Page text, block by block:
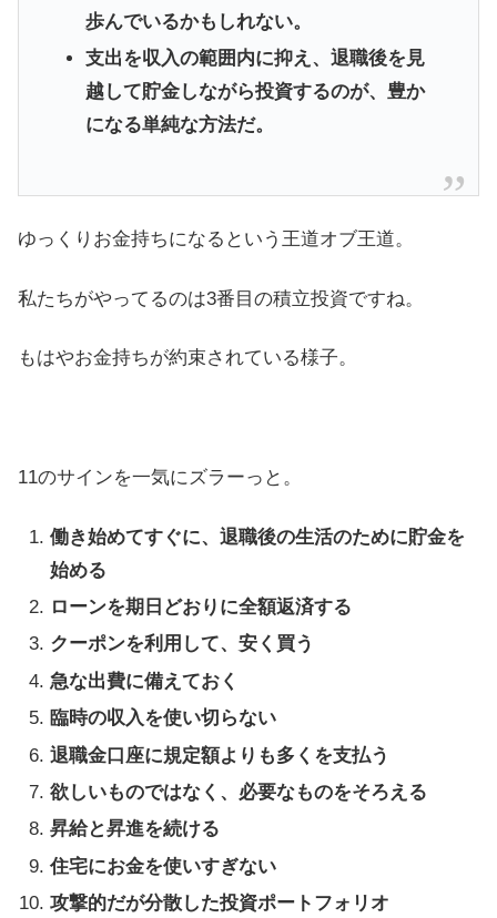
歩んでいるかもしれない。
支出を収入の範囲内に抑え、退職後を見
越して貯金しながら投資するのが、豊か
になる単純な方法だ。
ゆっくりお金持ちになるという王道オブ王道。
私たちがやってるのは3番目の積立投資ですね。
もはやお金持ちが約束されている様子。
11のサインを一気にズラーっと。
働き始めてすぐに、退職後の生活のために貯金を
始める
ローンを期日どおりに全額返済する
クーポンを利用して、安く買う
急な出費に備えておく
臨時の収入を使い切らない
退職金口座に規定額よりも多くを支払う
欲しいものではなく、必要なものをそろえる
昇給と昇進を続ける
住宅にお金を使いすぎない
攻撃的だが分散した投資ポートフォリオ